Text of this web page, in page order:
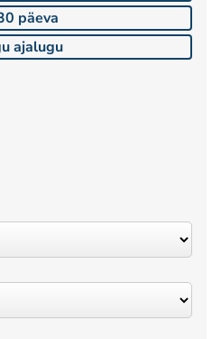
päeva
ajalugu